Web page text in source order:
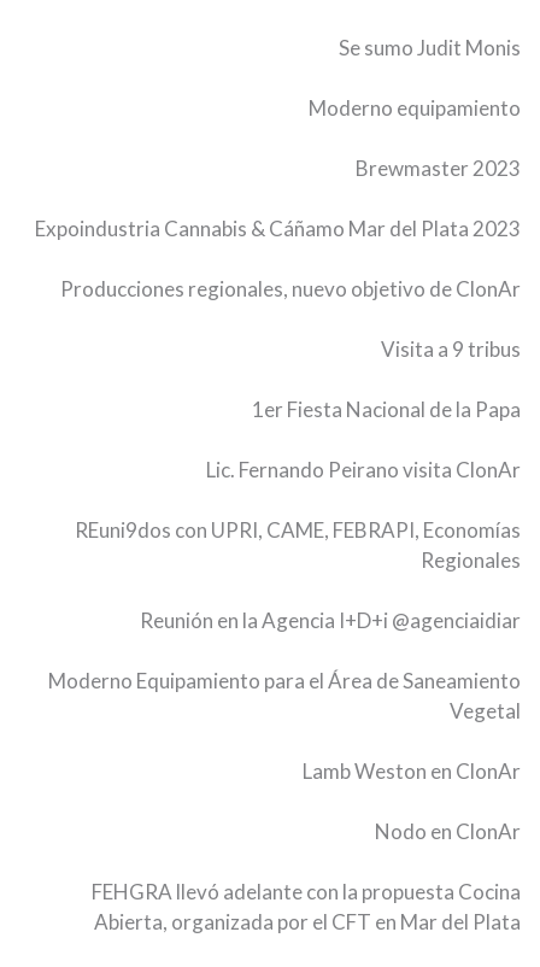
Se sumo Judit Monis
Moderno equipamiento
Brewmaster 2023
Expoindustria Cannabis & Cáñamo Mar del Plata 2023
Producciones regionales, nuevo objetivo de ClonAr
Visita a 9 tribus
1er Fiesta Nacional de la Papa
Lic. Fernando Peirano visita ClonAr
REuni9dos con UPRI, CAME, FEBRAPI, Economías
Regionales
Reunión en la Agencia I+D+i @agenciaidiar
Moderno Equipamiento para el Área de Saneamiento
Vegetal
Lamb Weston en ClonAr
Nodo en ClonAr
FEHGRA llevó adelante con la propuesta Cocina
Abierta, organizada por el CFT en Mar del Plata